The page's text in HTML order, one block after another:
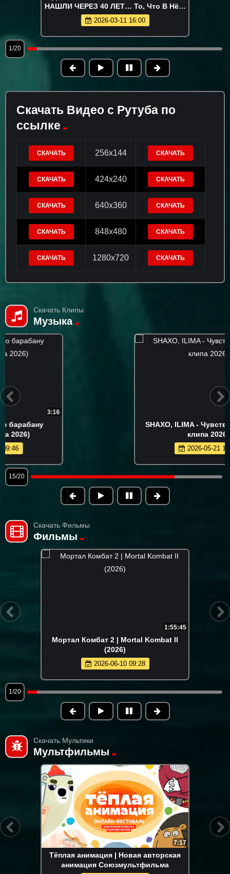
НАШЛИ ЧЕРЕЗ 40 ЛЕТ… То, Что В Нём,
Леденит Кровь. Таежная история
мистика
2026-03-11 16:00
1/20
Скачать Видео с Рутуба по
ссылке
СКАЧАТЬ 256x144 СКАЧАТЬ
СКАЧАТЬ 424x240 СКАЧАТЬ
СКАЧАТЬ 640x360 СКАЧАТЬ
СКАЧАТЬ 848x480 СКАЧАТЬ
СКАЧАТЬ 1280x720 СКАЧАТЬ
Скачать Клипы
Музыка
SHAXO, ILIMA - Чувства (Премьера
15/20
Скачать Фильмы
Фильмы
1:55:45
Мортал Комбат 2 | Mortal Kombat II
(2026)
2026-06-10 09:28
1/20
Скачать Мультики
Мультфильмы
7:17
Тёплая анимация | Новая авторская
анимация Союзмультфильма